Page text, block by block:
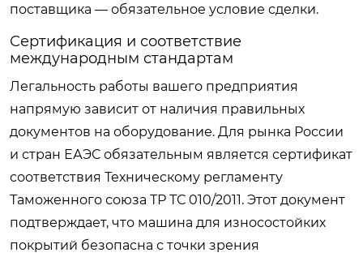
поставщика — обязательное условие сделки.
Сертификация и соответствие
международным стандартам
Легальность работы вашего предприятия
напрямую зависит от наличия правильных
документов на оборудование. Для рынка России
и стран ЕАЭС обязательным является сертификат
соответствия Техническому регламенту
Таможенного союза ТР ТС 010/2011. Этот документ
подтверждает, что машина для износостойких
покрытий безопасна с точки зрения